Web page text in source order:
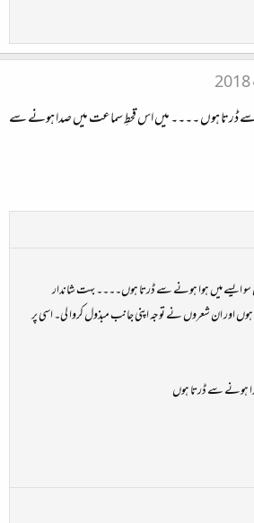
سے ڈرتا ہوں ۔۔۔۔ میں اس قحطِ سماعت میں صدا ہونے سے
سو ایسے میں ہوا ہونے سے ڈرتا ہوں۔۔۔۔ بہت شاندار
ہوں اور ان شعروں نے توجہ اپنی جانب مبذول کروا لی۔ اسی پر
ہونے سے ڈرتا ہوں